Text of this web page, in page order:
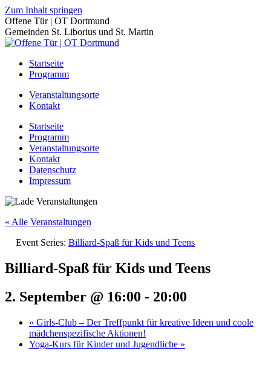
Zum Inhalt springen
Offene Tür | OT Dortmund
Gemeinden St. Liborius und St. Martin
Startseite
Programm
Veranstaltungsorte
Kontakt
Startseite
Programm
Veranstaltungsorte
Kontakt
Datenschutz
Impressum
« Alle Veranstaltungen
Event Series: Billiard-Spaß für Kids und Teens
Billiard-Spaß für Kids und Teens
2. September @ 16:00 - 20:00
« Girls-Club – Der Treffpunkt für kreative Ideen und coole
mädchenspezifische Aktionen!
Yoga-Kurs für Kinder und Jugendliche »